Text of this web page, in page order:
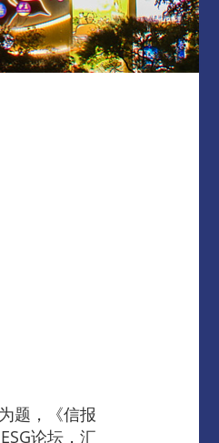
题，《信报
论坛，汇